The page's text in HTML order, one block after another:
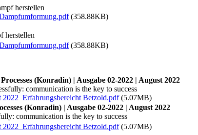
herstellen
(358.88KB)
herstellen
(358.88KB)
(Konradin) | Ausgabe 02-2022 | August 2022
communication is the key to success
2022_Erfahrungsbereicht Betzold.pdf(5.07MB)
(Konradin) | Ausgabe 02-2022 | August 2022
communication is the key to success
2022_Erfahrungsbereicht Betzold.pdf(5.07MB)